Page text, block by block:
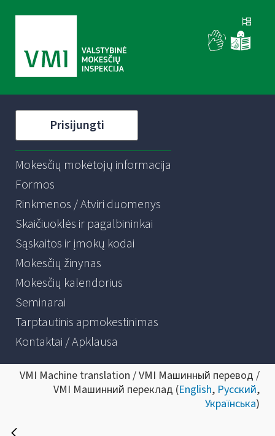
Prisijungti
Mokesčių mokėtojų informacija
Formos
Rinkmenos / Atviri duomenys
Skaičiuoklės ir pagalbininkai
Sąskaitos ir įmokų kodai
Mokesčių žinynas
Mokesčių kalendorius
Seminarai
Tarptautinis apmokestinimas
Kontaktai / Apklausa
VMI Machine translation / VMI Машинный перевод /
VMI Машинний переклад (English, Русский,
Українська)